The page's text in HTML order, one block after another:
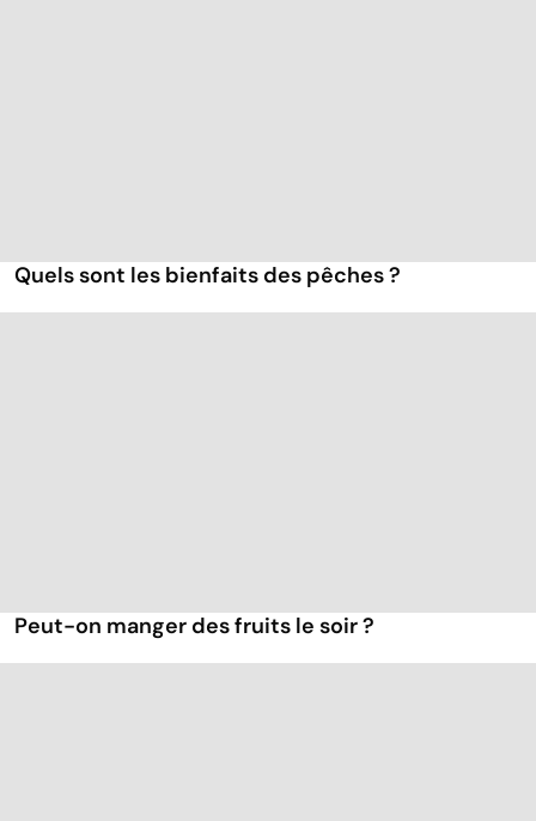
Quels sont les bienfaits des pêches ?
Peut-on manger des fruits le soir ?